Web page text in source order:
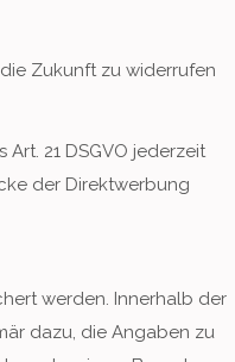
Zukunft zu widerrufen
21 DSGVO jederzeit
der Direktwerbung
werden. Innerhalb der
dazu, die Angaben zu